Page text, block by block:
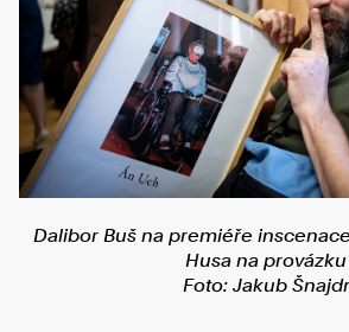
Dalibor Buš na premiéře
Husa na provázku
Foto: Jakub Šnajdr